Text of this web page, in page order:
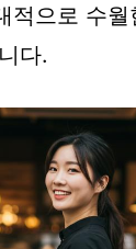
적으로 수월
다.